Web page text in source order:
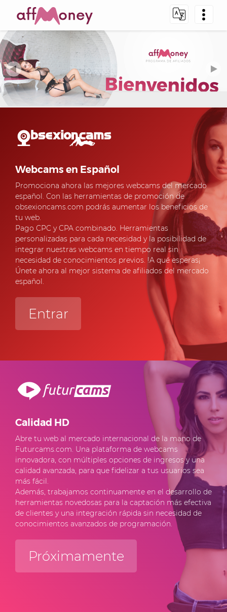
Webcams en Español
Promociona ahora las mejores webcams del mercado
español. Con las herramientas de promoción de
obsexioncams.com podrás aumentar los beneficios de
tu web.
Pago CPC y CPA combinado. Herramientas
personalizadas para cada necesidad y la posibilidad de
integrar nuestras webcams en tiempo real sin
necesidad de conocimientos previos. !A qué esperas¡
Únete ahora al mejor sistema de afiliados del mercado
español.
Entrar
Calidad HD
Abre tu web al mercado internacional de la mano de
Futurcams.com. Una plataforma de webcams
innovadora, con múltiples opciones de ingresos y una
calidad avanzada, para que fidelizar a tus usuarios sea
más fácil.
Además, trabajamos continuamente en el desarrollo de
herramientas novedosas para la captación más efectiva
de clientes y una integración rápida sin necesidad de
conocimientos avanzados de programación.
Próximamente